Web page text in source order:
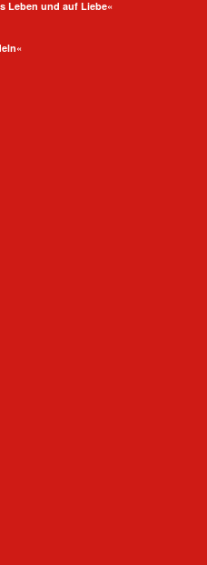
Leben und auf Liebe«